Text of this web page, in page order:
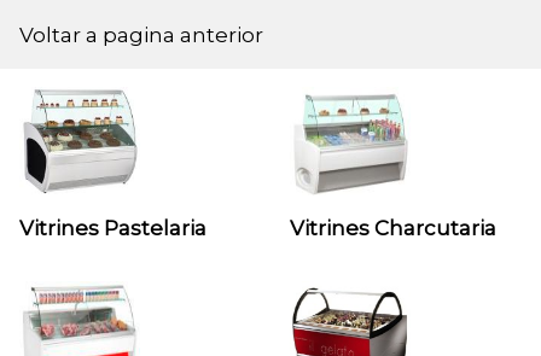
Voltar a pagina anterior
Vitrines Pastelaria Vitrines Charcutaria